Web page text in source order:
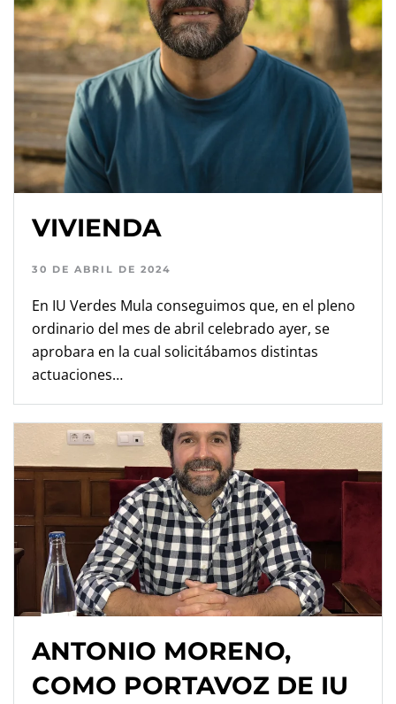
VIVIENDA
30 DE ABRIL DE 2024
En IU Verdes Mula conseguimos que, en el pleno
ordinario del mes de abril celebrado ayer, se
aprobara en la cual solicitábamos distintas
actuaciones…
ANTONIO MORENO,
COMO PORTAVOZ DE IU